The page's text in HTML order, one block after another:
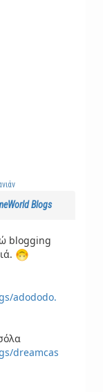
Blogs
blogging
adododo.
dreamcas